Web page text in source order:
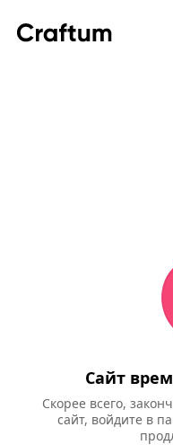
Сайт
Скорее всего,
сайт, войдите в